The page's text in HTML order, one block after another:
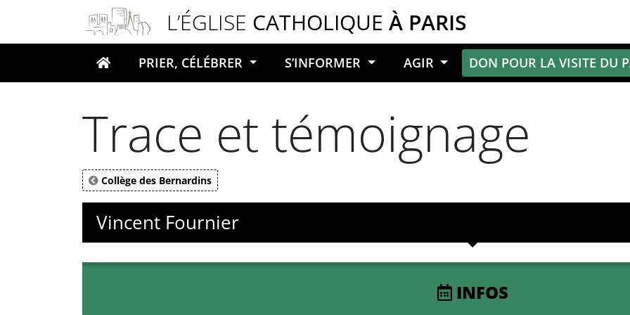
L’ÉGLISE CATHOLIQUE À PARIS
Votre recherche
PRIER, CÉLÉBRER S’INFORMER AGIR DON POUR LA VISITE DU
Trace et témoignage
Collège des Bernardins
Vincent Fournier
INFOS
Panneau de gestion des cookies